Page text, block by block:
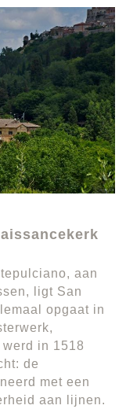
aan
ligt San
opgaat in
in 1518
de
met een
aan lijnen.